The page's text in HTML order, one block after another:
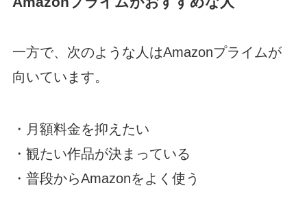
一方で、次のような人はAmazonプライムが
向いています。
・月額料金を抑えたい
・観たい作品が決まっている
・普段からAmazonをよく使う